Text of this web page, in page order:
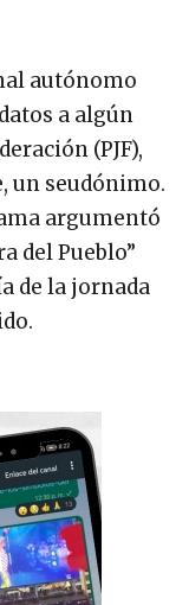
autónomo
a algún
(PJF),
un seudónimo.
argumentó
del Pueblo”
de la jornada